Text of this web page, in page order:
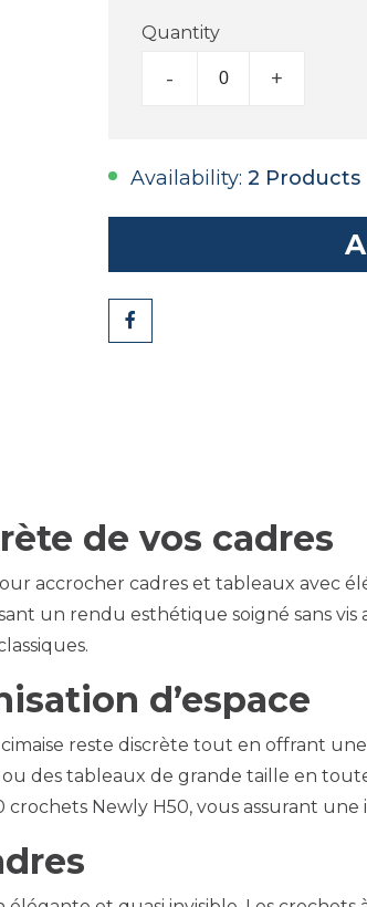
Quantity
- +
Availability: 2 Products
Share
de vos cadres
accrocher cadres et tableaux avec
un rendu esthétique soigné sans
d’espace
reste discrète tout en offrant
des tableaux de grande taille en
crochets Newly H50, vous assurant